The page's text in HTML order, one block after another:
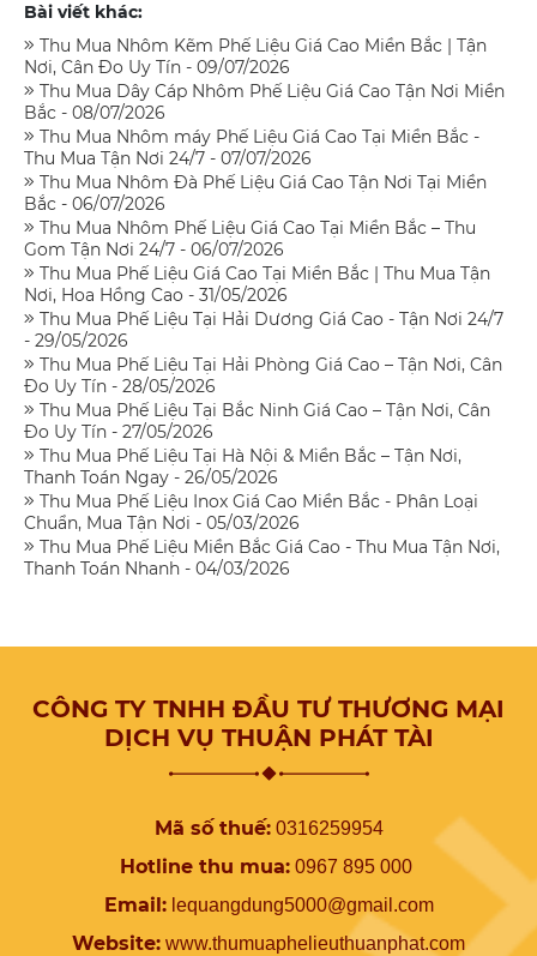
Bài viết khác:
Thu Mua Nhôm Kẽm Phế Liệu Giá Cao Miền Bắc | Tận
Nơi, Cân Đo Uy Tín - 09/07/2026
Thu Mua Dây Cáp Nhôm Phế Liệu Giá Cao Tận Nơi Miền
Bắc - 08/07/2026
Thu Mua Nhôm máy Phế Liệu Giá Cao Tại Miền Bắc -
Thu Mua Tận Nơi 24/7 - 07/07/2026
Thu Mua Nhôm Đà Phế Liệu Giá Cao Tận Nơi Tại Miền
Bắc - 06/07/2026
Thu Mua Nhôm Phế Liệu Giá Cao Tại Miền Bắc – Thu
Gom Tận Nơi 24/7 - 06/07/2026
Thu Mua Phế Liệu Giá Cao Tại Miền Bắc | Thu Mua Tận
Nơi, Hoa Hồng Cao - 31/05/2026
Thu Mua Phế Liệu Tại Hải Dương Giá Cao - Tận Nơi 24/7
- 29/05/2026
Thu Mua Phế Liệu Tại Hải Phòng Giá Cao – Tận Nơi, Cân
Đo Uy Tín - 28/05/2026
Thu Mua Phế Liệu Tại Bắc Ninh Giá Cao – Tận Nơi, Cân
Đo Uy Tín - 27/05/2026
Thu Mua Phế Liệu Tại Hà Nội & Miền Bắc – Tận Nơi,
Thanh Toán Ngay - 26/05/2026
Thu Mua Phế Liệu Inox Giá Cao Miền Bắc - Phân Loại
Chuẩn, Mua Tận Nơi - 05/03/2026
Thu Mua Phế Liệu Miền Bắc Giá Cao - Thu Mua Tận Nơi,
Thanh Toán Nhanh - 04/03/2026
CÔNG TY TNHH ĐẦU TƯ THƯƠNG MẠI
DỊCH VỤ THUẬN PHÁT TÀI
Mã số thuế:0316259954
Hotline thu mua: 0967 895 000
Email:lequangdung5000@gmail.com
Website: www.thumuaphelieuthuanphat.com